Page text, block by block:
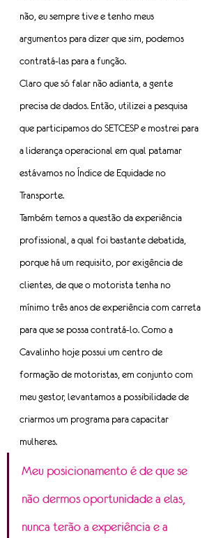
não, eu sempre tive e tenho meus
argumentos para dizer que sim, podemos
contratá-las para a função.
Claro que só falar não adianta, a gente
precisa de dados. Então, utilizei a pesquisa
que participamos do SETCESP e mostrei para
a liderança operacional em qual patamar
estávamos no Índice de Equidade no
Transporte.
Também temos a questão da experiência
profissional, a qual foi bastante debatida,
porque há um requisito, por exigência de
clientes, de que o motorista tenha no
mínimo três anos de experiência com carreta
para que se possa contratá-lo. Como a
Cavalinho hoje possui um centro de
formação de motoristas, em conjunto com
meu gestor, levantamos a possibilidade de
criarmos um programa para capacitar
mulheres.
Meu posicionamento é de que se
não dermos oportunidade a elas,
nunca terão a experiência e a